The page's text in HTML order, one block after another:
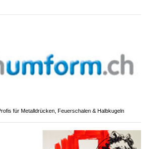
für Metalldrücken, Feuerschalen & Halbkugeln